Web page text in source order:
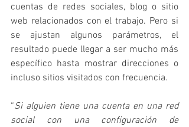
cuentas de redes sociales, blog o sitio
web relacionados con el trabajo. Pero si
se ajustan algunos parámetros, el
resultado puede llegar a ser mucho más
específico hasta mostrar direcciones o
incluso sitios visitados con frecuencia.
“Si alguien tiene una cuenta en una red
social con una configuración de